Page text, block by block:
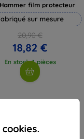
film protecteur
sur mesure
20,90 €
18,82 €
En stock 3 pièces